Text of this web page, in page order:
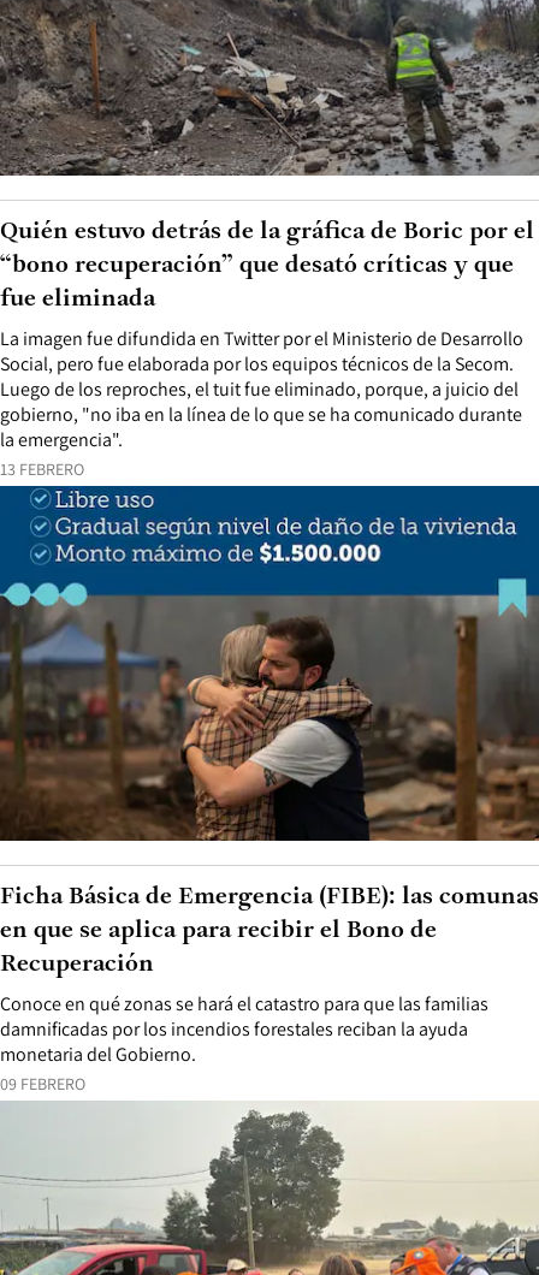
13 FEBRERO
La imagen fue difundida en Twitter por el Ministerio de Desarrollo
Social, pero fue elaborada por los equipos técnicos de la Secom.
Luego de los reproches, el tuit fue eliminado, porque, a juicio del
gobierno, "no iba en la línea de lo que se ha comunicado durante
la emergencia".
Quién estuvo detrás de la gráfica de Boric por el
“bono recuperación” que desató críticas y que
fue eliminada
09 FEBRERO
Conoce en qué zonas se hará el catastro para que las familias
damnificadas por los incendios forestales reciban la ayuda
monetaria del Gobierno.
Ficha Básica de Emergencia (FIBE): las comunas
en que se aplica para recibir el Bono de
Recuperación